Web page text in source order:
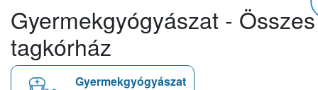
Gyermekgyógyászat - Összes
tagkórház
Gyermekgyógyászat